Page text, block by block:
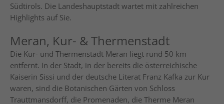
Südtirols. Die Landeshauptstadt wartet mit zahlreichen
Highlights auf Sie.
Meran, Kur- & Thermenstadt
Die Kur- und Thermenstadt Meran liegt rund 50 km
entfernt. In der Stadt, in der bereits die österreichische
Kaiserin Sissi und der deutsche Literat Franz Kafka zur Kur
waren, sind die Botanischen Gärten von Schloss
Trauttmansdorff, die Promenaden, die Therme Meran